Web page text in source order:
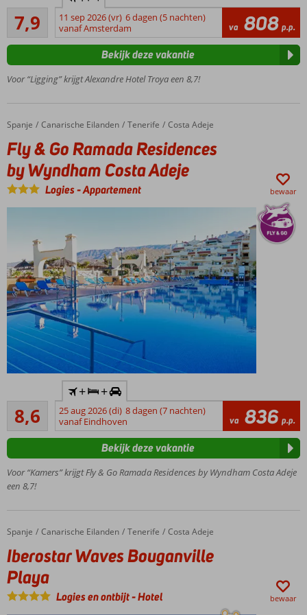
kwaliteit
verhouding
In 2019
gerenoveerd
ruime
steenworp
afstand
van het
strand
Ontbijt,
Volpension
of All
Inclusive
7,9
14
beoordelingen
11 sep 2026 (vr) 6 dagen (5 nachten)
vanaf Amsterdam
va 808 p.p.
Voor “Ligging” krijgt Alexandre Hotel Troya een 8,7!
Bekijk deze vakantie
Home
Spanje Canarische Eilanden Tenerife Costa Adeje
Fly & Go Ramada Residences by Wyndham Costa Adeje
Fly & Go Ramada Residences
by Wyndham Costa Adeje
Logies-Appartement bewaar
Gelegen
op een
heuvel
uitzicht
kilometer
Costa
Adeje
appartementen
Entertainment
8,6
Aanrader
28
beoordelingen
+ +
25 aug 2026 (di) 8 dagen (7 nachten)
vanaf Eindhoven
va 836 p.p.
Voor “Kamers” krijgt Fly & Go Ramada Residences by Wyndham Costa Adeje
een 8,7!
Bekijk deze vakantie
Home
Spanje Canarische Eilanden Tenerife Costa Adeje
Iberostar Waves Bouganville Playa
Iberostar Waves Bouganville
Playa
Logies en ontbijt-Hotel bewaar